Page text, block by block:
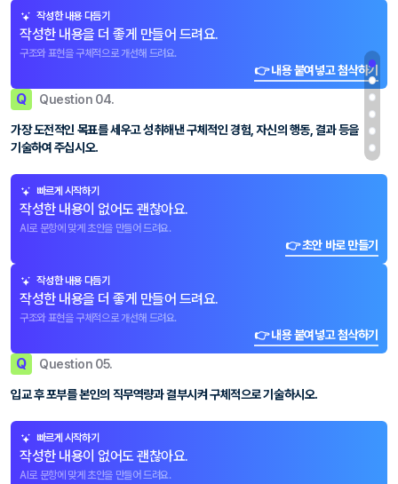
작성한 내용 다듬기
작성한 내용을 더 좋게 만들어 드려요.
구조와 표현을 구체적으로 개선해 드려요.
👉 내용 붙여넣고 첨삭하기
Q Question 04.
가장 도전적인 목표를 세우고 성취해낸 구체적인 경험, 자신의 행동, 결과 등을
기술하여 주십시오.
빠르게 시작하기
작성한 내용이 없어도 괜찮아요.
AI로 문항에 맞게 초안을 만들어 드려요.
👉 초안 바로 만들기
작성한 내용 다듬기
작성한 내용을 더 좋게 만들어 드려요.
구조와 표현을 구체적으로 개선해 드려요.
👉 내용 붙여넣고 첨삭하기
Q Question 05.
입교 후 포부를 본인의 직무역량과 결부시켜 구체적으로 기술하시오.
빠르게 시작하기
작성한 내용이 없어도 괜찮아요.
AI로 문항에 맞게 초안을 만들어 드려요.